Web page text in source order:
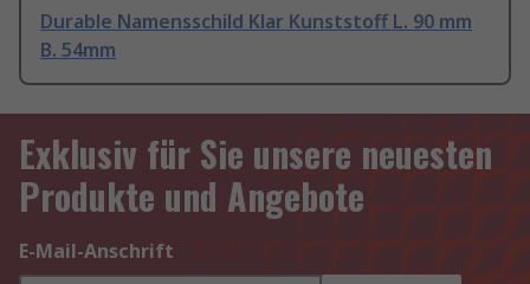
Durable Namensschild Klar Kunststoff L. 90 mm
B. 54mm
Exklusiv für Sie unsere neuesten
Produkte und Angebote
E-Mail-Anschrift